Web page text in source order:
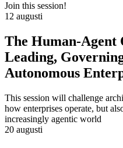
Join this session!
12 augusti
The Human-Agent
Leading,
Autonomous
This session will challenge
how enterprises operate, but
increasingly agentic world
20 augusti